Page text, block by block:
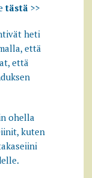
tästä>>
heti
että
että
ohella
kuten